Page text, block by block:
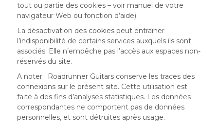
tout ou partie des cookies – voir manuel de votre
navigateur Web ou fonction d’aide).
La désactivation des cookies peut entraîner
l’indisponibilité de certains services auxquels ils sont
associés. Elle n’empêche pas l’accès aux espaces non-
réservés du site.
A noter : Roadrunner Guitars conserve les traces des
connexions sur le présent site. Cette utilisation est
faite à des fins d’analyses statistiques. Les données
correspondantes ne comportent pas de données
personnelles, et sont détruites après usage.